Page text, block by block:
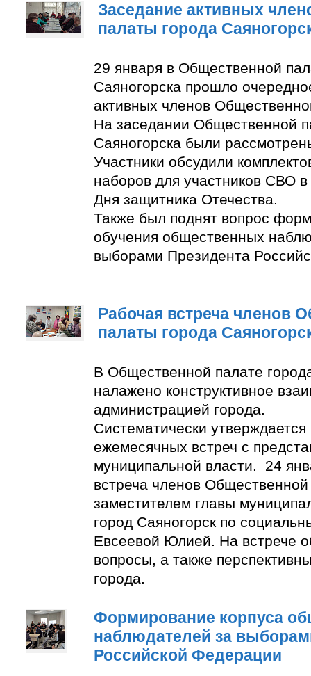
Заседание активных
палаты города
29 января в Общественной
Саяногорска прошло
активных членов
На заседании Общественной
Саяногорска были
Участники обсудили
наборов для участников СВО в
Дня защитника Отечества.
Также был поднят вопрос
обучения общественных
выборами Президента
Рабочая встреча членов
палаты города
В Общественной палате
налажено конструктивное
администрацией города.
Систематически утверждается
ежемесячных встреч с
муниципальной власти. 24
встреча членов
заместителем главы
город Саяногорск по
Евсеевой Юлией. На встрече
вопросы, а также
города.
Формирование корпуса
наблюдателей за
Российской Федерации